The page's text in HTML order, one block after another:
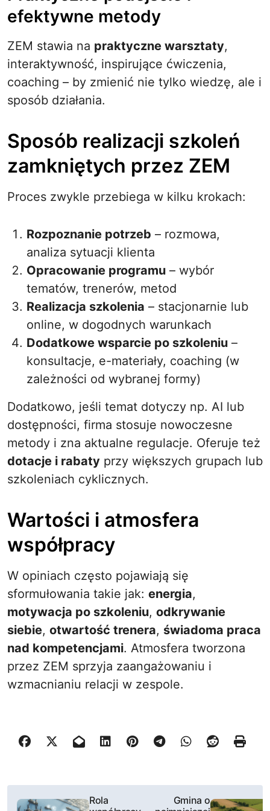
efektywne metody
ZEM stawia na praktyczne warsztaty,
interaktywność, inspirujące ćwiczenia,
coaching – by zmienić nie tylko wiedzę, ale i
sposób działania.
Sposób realizacji szkoleń
zamkniętych przez ZEM
Proces zwykle przebiega w kilku krokach:
Rozpoznanie potrzeb – rozmowa,
analiza sytuacji klienta
Opracowanie programu – wybór
tematów, trenerów, metod
Realizacja szkolenia – stacjonarnie lub
online, w dogodnych warunkach
Dodatkowe wsparcie po szkoleniu –
konsultacje, e-materiały, coaching (w
zależności od wybranej formy)
Dodatkowo, jeśli temat dotyczy np. AI lub
dostępności, firma stosuje nowoczesne
metody i zna aktualne regulacje. Oferuje też
dotacje i rabaty przy większych grupach lub
szkoleniach cyklicznych.
Wartości i atmosfera
współpracy
W opiniach często pojawiają się
sformułowania takie jak: energia,
motywacja po szkoleniu, odkrywanie
siebie, otwartość trenera, świadoma praca
nad kompetencjami. Atmosfera tworzona
przez ZEM sprzyja zaangażowaniu i
wzmacnianiu relacji w zespole.
N
Rola
Gmina o